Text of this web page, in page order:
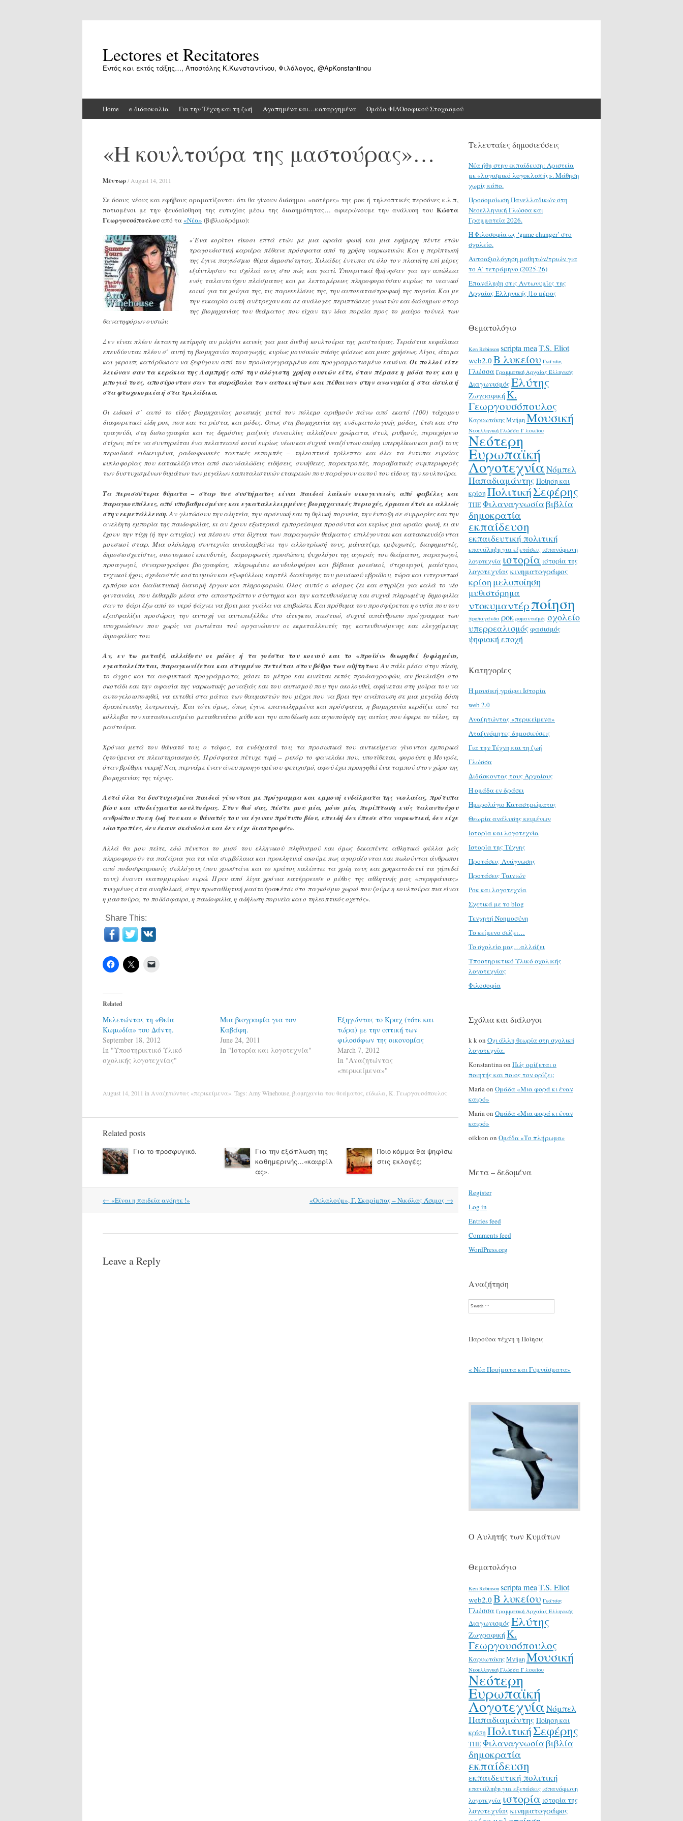
Lectores et Recitatores
Εντός και εκτός τάξης…, Αποστόλης Κ.Κωνσταντίνου, Φιλόλογος, @ApKonstantinou
to
Home e-διδασκαλία Για την Τέχνη και τη ζωή Αγαπημένα και…καταργημένα Ομάδα ΦΙΛΟσοφικού Στοχασμού
«Η κουλτούρα της μαστούρας»…
Μέντωρ/ August 14, 2011
Σε όσους νέους και εφήβους οραματίζονται ότι θα γίνουν διάσημοι «αστέρες» της ροκ ή τηλεοπτικές περσόνες κ.λ.π,
ποτισμένοι με την ψευδαίσθηση της ευτυχίας μέσω της διασημότητας… αφιερώνουμε την ανάλυση του Κώστα
Γεωργουσόπουλουαπό τα «Νέα» (βιβλιοδρόμιο):
«΄Ενα κορίτσι είκοσι επτά ετών με μια ωραία φωνή και μια εφήμερη πέντε ετών
τραγουδιστική καριέρα πέθανε πρόσφατα από τη χρήση ναρκωτικών. Και η περίπτωσή
της έγινε παγκόσμιο θέμα δημοσιότητας. Χιλιάδες έντυπα σε όλο τον πλανήτη επί μέρες
εξάντλησαν τα σχόλιά τους στο πώς και γιατί. Υποκριτικά θρήνησαν για την απώλεια
ενός ταλαντούχου πλάσματος και με λεπτομέρειες πληροφορούσαν κυρίως το νεανικό
κοινό για τα χούγια της, τις παρεκκλίσεις της, την αυτοκαταστροφική της πορεία. Και με
την ευκαιρία αυτή ανέτρεχαν και σε ανάλογες περιπτώσεις γνωστών και διάσημων σταρ
της βιομηχανίας του θεάματος που είχαν την ίδια πορεία προς το μαύρο τούνελ των
θανατηφόρων ουσιών.
Δεν είναι πλέον έκτακτη εκτίμηση αν μιλήσει κανείς για μια διεθνή κουλτούρα της μαστούρας. Τεράστια κεφάλαια
επενδύονται πλέον σ’ αυτή τη βιομηχανία παραγωγής, κυρίως μουσικών πάσης φύσεως και μιας χρήσεως. Λίγοι, άτομα
και γκρουπ, κατόρθωσαν να ξεφύγουν από τον προδιαγεγραμμένο και προγραμματισμένο κανόνα. Οι πολλοί είτε
λειώναν σαν τα κεράκια της Λαμπρής από την αλόγιστη χρήση ουσιών είτε, όταν πέρασε η μόδα τους και η
μπογιά τους, αποσύρονταν σαν τα σαράβαλα των αυτοκινήτων και πέθαιναν στην ανωνυμία ή στα άσυλα ή
στα φτωχοκομεία ή στα τρελάδικα.
Οι ειδικοί σ’ αυτό το είδος βιομηχανίας μουσικής μετά τον πόλεμο αριθμούν πάνω από εκατό (100) τάχαμου
διαφορετικά είδη ροκ, ποπ και τα ρέστα, και μόδες. Οπως στη βιομηχανία της ενδυματολογικής μόδας, έτσι και στο
τραγούδι, στη δισκογραφία και τις δημόσιες μαζικές συναυλίες αλλάζουν χρώματα, στυλ, ρυθμούς, περιεχόμενο
στίχων, πότε να συντηρείται ένα πελατειακό κοινό κυρίως νέων και συχνά νεαζόντων ακόμη υπερηλίκων και μαζί τους
περιοδικά ειδικευμένα, ραδιοφωνικές τακτικές εκπομπές – τηλεοπτικά τρίλεπτα και όλα τα έντυπα ευρείας
κυκλοφορίας που κατακλύζονται από σκανδαλώδεις ειδήσεις, συνήθειες, παρεκτροπές, παραβατικές συμπεριφορές
των δυστυχισμένων θυμάτων των μεγάλων καπιταλιστικών εταιρειών που παράγουν αυτού του είδους την κουλτούρα.
Τα περισσότερα θύματα – σταρ του συστήματος είναι παιδιά λαϊκών οικογενειών, από φαβέλες και
παραγκουπόλεις, από υποβαθμισμένες και εγκαταλελειμμένες βιομηχανικές περιοχές, έρμαια έτσι κι αλλιώς
στην εκμετάλλευση. Αν γλιτώσουν την αλητεία, την αρσενική και τη θηλυκή πορνεία, την ένταξη σε συμμορίες και την
ανελέητη εμπορία της παιδοφιλίας, κι αν έχουν εξωτερικά εμπορεύσιμα προσόντα και κυρίως μια ωραία φωνή, κι αν
έχουν την τύχη (ή την ατυχία;) να πέσουν στα δίχτυα των παραγωγών θεάματος επιλέγονται και κατασκευάζονται
μουσικοί σταρ. Μια ολόκληρη συντεχνία αναλαμβάνει την αλλοτρίωσή τους, μάνατζερ, εμψυχωτές, διαφημιστές,
δημοσιοσχετίστες, οικονομικοί επενδυτές, διαμορφωτές προσώπου, ψυχολόγοι της αγοράς του θεάματος, παραγωγοί,
προαγωγοί, σεναριογράφοι βιογραφίας, πληρωμένοι κονδυλοφόροι και βέβαια μουσικοί, στιχουργοί, μαέστροι,
τεχνικοί ήχου, σχεδιαστές κοστουμιών και εξωφύλλων, καρτέλ διακίνησης του μουσικού υβριδίου, τώρα και ιντερνετικό
εμπόριο και διαδικτυακή διανομή έργων και πληροφοριών. Ολος αυτός ο κόσμος ζει και στηρίζει για καλά το νέο
φιντανάκι, που έκθαμβο μέσα στο απαστράπτον σύστημα και την κατευθυνόμενη και συχνά πληρωμένη δημοφιλία
σαν το ψάρι έξω από το νερό ψάχνει να βρει μια γυάλα να επιβιώσει. Και πρόθυμα του προσφέρεται η ουσία που του
εξασφαλίζει προσώρας την αντοχή να αντεπεξέλθει στο άτεγκτο, πιεστικό, συχνά απάνθρωπο πρόγραμμα των
υποχρεώσεων που χωρίς να ρωτιέται τού οργανώνουν οι εκμεταλλευτές της κατευθυνόμενης και ελεγχόμενης
δημοφιλίας του.
Αν, εν τω μεταξύ, αλλάξουν οι μόδες ή τα γούστα του κοινού και το «προϊόν» θεωρηθεί ξοφλημένο,
εγκαταλείπεται, παραγκωνίζεται και στυμμένο πετιέται στον βόθρο των αζήτητων. Αν πάλι μέσα στην πίεση,
το άγχος και τα ασφυκτικά προγράμματα, χάσει το μέτρο και κινείται εκτός προδιαγραφών, αν βουλιάξει στο
σκοτάδι και την αφασία της ναρκωτικής μοναξιάς και του αυτισμού που την ακολουθεί, αφήνεται στη μοίρα του να
αυτογελοιοποιηθεί, να εκτεθεί στα μάτια των θαυμαστών του μέχρι που να βρει την ανάπαυση σε μια μεγάλη δόση
δραπέτευσης λυτρωτικής. Και τότε όμως, όπως έγινε επανειλημμένα και πρόσφατα, η βιομηχανία κερδίζει από τα
κόλλυβα τον κατασκευασμένο μεταθανάτιο μύθο και την αποθέωση και αγιοποίηση της αιτίας που έφερε το τέλος, τη
μαστούρα.
Χρόνια μετά τον θάνατό του, ο τάφος, τα ενδύματά του, τα προσωπικά του αντικείμενα γίνονται εμπορικά
ζητούμενα σε πλειστηριασμούς. Πρόσφατα πέτυχε τιμή – ρεκόρ το φανελάκι που, υποτίθεται, φορούσε η Μονρόε,
όταν βρέθηκε νεκρή! Ναι, περνάμε έναν άνευ προηγουμένου φετιχισμό, αφού έχει προηγηθεί ένα ταμπού στον χώρο της
βιομηχανίας της τέχνης.
Αυτά όλα τα δυστυχισμένα παιδιά γίνονται με πρόγραμμα και εμμονή ινδάλματα της νεολαίας, πρότυπα
βίου και υποδείγματα κουλτούρας. Στον θεό σας, πέστε μου μία, μόνο μία, περίπτωση ενός ταλαντούχου
ανθρώπου που η ζωή του και ο θάνατός του να έγιναν πρότυπο βίου, επειδή δεν έπεσε στα ναρκωτικά, δεν είχε
ιδιοτροπίες, δεν έκανε σκάνδαλα και δεν είχε διαστροφές».
Αλλά θα μου πείτε, εδώ πένεται το μισό του ελληνικού πληθυσμού και όμως δεκαπέντε αθλητικά φύλλα μάς
πληροφορούν τα παζάρια για τα νέα συμβόλαια και προκλητικά ακούμε πως αγοράζονται και πωλούνται άνθρωποι
από ποδοσφαιρικούς συλλόγους (που χρωστάνε και το κράτος καλύπτει τα χρέη τους και χρηματοδοτεί τα γήπεδά
τους) έναντι εκατομμυρίων ευρώ. Πριν από λίγα χρόνια κατέρρευσε ο μύθος της αθλητικής μας «περηφάνιας»
πνιγμένος στα αναβολικά, στην πρωταθλητική μαστούρα• έτσι στο παγκόσμιο χωριό που ζούμε η κουλτούρα πια είναι
η μαστούρα, το ποδόσφαιρο, η παιδοφιλία, η αδήλωτη πορνεία και ο τηλεοπτικός οχετός».
Share This:
Related
Μελετώντας τη «Θεία
Κωμωδία» του Δάντη.
September 18, 2012
In "Υποστηρικτικό Υλικό
σχολικής λογοτεχνίας"
Μια βιογραφία για τον
Καβάφη.
June 24, 2011
In "Ιστορία και λογοτεχνία"
Εξηγώντας το Κραχ (τότε και
τώρα) με την οπτική των
φιλοσόφων της οικονομίας
March 7, 2012
In "Αναζητώντας
«περικείμενα»"
August 14, 2011 in Αναζητώντας «περικείμενα» . Tags: Amy Winehouse βιομηχανία του θεάματος είδωλα Κ. Γεωργουσόπουλος
Related posts
Για το προσφυγικό.
Για την εξάπλωση της
καθημερινής…«καφρίλ
ας».
Ποιο κόμμα θα ψηφίσω
στις εκλογές;
Post
← «Είναι η παιδεία ανόητε !» «Ουλαλούμ», Γ. Σκαρίμπας – Νικόλας Άσιμος →
Leave a Reply
Τελευταίες δημοσιεύσεις
Νέα ήθη στην εκπαίδευση: Αριστεία
με «λογισμικό λογοκλοπής». Μάθηση
χωρίς κόπο.
Προσομοίωση Πανελλαδικών στη
Νεοελληνική Γλώσσα και
Γραμματεία 2026.
H Φιλοσοφία ως ‘game changer’ στο
σχολείο.
Αυτοαξιολόγηση μαθητών/τριών για
το Α΄ τετράμηνο (2025-26)
Επανάληψη στις Αντωνυμίες της
Αρχαίας Ελληνικής |1ο μέρος
Θεματολόγιο
Ken Robinson scripta meaT.S. Eliot
web2.0 Β λυκείου Γκάτσος
Γλώσσα Γραμματική Αρχαίας Ελληνικής
ΔιαγωνισμόςΕλύτης
Ζωγραφική Κ.
Γεωργουσόπουλος
ΚαρυωτάκηςΜνήμηΜουσική
Νεοελληνική Γλώσσα Γ λυκείου
Νεότερη
Ευρωπαϊκή
ΛογοτεχνίαΝόμπελ
Παπαδιαμάντης Ποίηση και
κρίση ΠολιτικήΣεφέρης
ΤΠΕΦιλαναγνωσίαβιβλία
δημοκρατία
εκπαίδευση
εκπαιδευτική πολιτική
επανάληψη για εξετάσεις ισπανόφωνη
λογοτεχνία ιστορία ιστορία της
λογοτεχνίαςκινηματογράφος
κρίση μελοποίηση
μυθιστόρημα
ντοκυμαντέρποίηση
προπαγάνδα ροκ ρομαντισμός σχολείο
υπερρεαλισμόςφασισμός
ψηφιακή εποχή
Κατηγορίες
H μουσική γράφει Ιστορία
web 2.0
Αναζητώντας «περικείμενα»
Αταξινόμητες δημοσιεύσεις
Για την Τέχνη και τη ζωή
Γλώσσα
Διδάσκοντας τους Αρχαίους
Η ομάδα εν δράσει
Ημερολόγιο Καταστρώματος
Θεωρία ανάλυσης κειμένων
Ιστορία και λογοτεχνία
Ιστορία της Τέχνης
Προτάσεις Ανάγνωσης
Προτάσεις Ταινιών
Ροκ και λογοτεχνία
Σχετικά με το blog
Τενχητή Νοημοσύνη
Το κείμενο σώζει…
Το σχολείο μας…αλλάζει
Υποστηρικτικό Υλικό σχολικής
λογοτεχνίας
Φιλοσοφία
Σχόλια και διάλογοι
k kon Όχι άλλη θεωρία στη σχολική
λογοτεχνία.
Konstantinaon Πώς ορίζεται ο
ποιητής και ποιος τον ορίζει;
Mariaon Ομάδα «Μια φορά κι έναν
καιρό»
Mariaon Ομάδα «Μια φορά κι έναν
καιρό»
oikkon on Ομάδα «Το πλήρωμα»
Μετα – δεδομένα
Register
Log in
Entries feed
Comments feed
WordPress.org
Αναζήτηση
Search
Παρούσα τέχνη η Ποίησις
« Νέα Ποιήματα και Γυμνάσματα»
Ο Αυλητής των Κυμάτων
Θεματολόγιο
Ken Robinson scripta meaT.S. Eliot
web2.0 Β λυκείου Γκάτσος
Γλώσσα Γραμματική Αρχαίας Ελληνικής
ΔιαγωνισμόςΕλύτης
Ζωγραφική Κ.
Γεωργουσόπουλος
ΚαρυωτάκηςΜνήμηΜουσική
Νεοελληνική Γλώσσα Γ λυκείου
Νεότερη
Ευρωπαϊκή
ΛογοτεχνίαΝόμπελ
Παπαδιαμάντης Ποίηση και
κρίση ΠολιτικήΣεφέρης
ΤΠΕΦιλαναγνωσίαβιβλία
δημοκρατία
εκπαίδευση
εκπαιδευτική πολιτική
επανάληψη για εξετάσεις ισπανόφωνη
λογοτεχνία ιστορία ιστορία της
λογοτεχνίαςκινηματογράφος